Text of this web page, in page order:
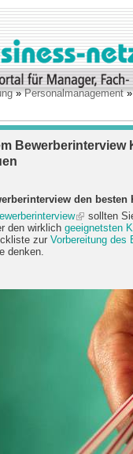
»Personalmanagement
den
sollten
den wirklich geeignetsten
zur Vorbereitung des
denken.